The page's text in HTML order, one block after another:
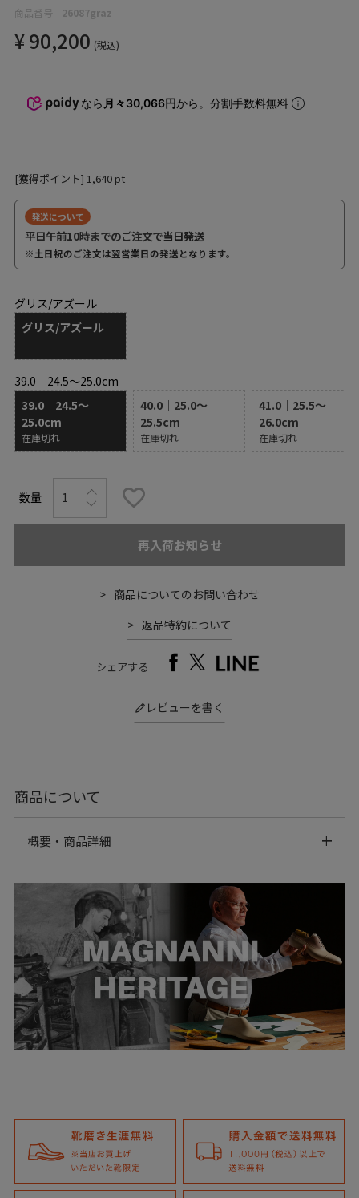
商品番号 26087graz
¥90,200 税込
なら 月々30,066円から。分割手数料無料
[獲得ポイント] 1,640 pt
発送について
平日午前10時までのご注文で当日発送
※土日祝のご注文は翌営業日の発送となります。
39.0｜24.5～25.0cm
39.0｜24.5～
25.0cm
在庫切れ
40.0｜25.0～
25.5cm
在庫切れ
41.0｜25.5～
26.0cm
在庫切れ
グリス/アズール
グリス/アズール
再入荷お知らせ
商品についてのお問い合わせ
返品特約について
シェアする
レビューを書く
商品について
概要・商品詳細
スリングバック シングルモンク